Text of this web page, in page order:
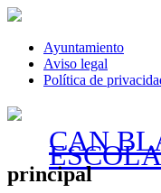
Ayuntamiento
Aviso legal
Política de
CAN
principal